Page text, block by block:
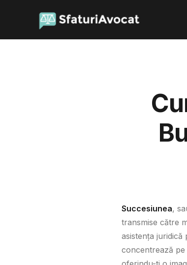
Succesiunea,
transmise către
asistența
concentrează